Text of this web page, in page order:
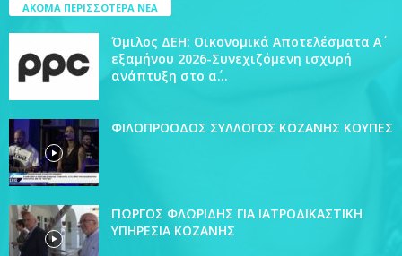
ΑΚΟΜΑ ΠΕΡΙΣΣΟΤΕΡΑ ΝΕΑ
Όμιλος ΔΕΗ: Οικονομικά Αποτελέσματα Α΄
εξαμήνου 2026-Συνεχιζόμενη ισχυρή
ανάπτυξη στο α΄...
ΦΙΛΟΠΡΟΟΔΟΣ ΣΥΛΛΟΓΟΣ ΚΟΖΑΝΗΣ ΚΟΥΠΕΣ
ΓΙΩΡΓΟΣ ΦΛΩΡΙΔΗΣ ΓΙΑ ΙΑΤΡΟΔΙΚΑΣΤΙΚΗ
ΥΠΗΡΕΣΙΑ ΚΟΖΑΝΗΣ